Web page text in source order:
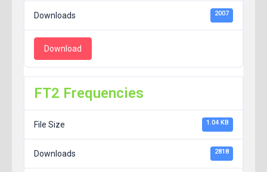
Downloads 2007
Download
FT2 Frequencies
File Size 1.04 KB
Downloads 2818